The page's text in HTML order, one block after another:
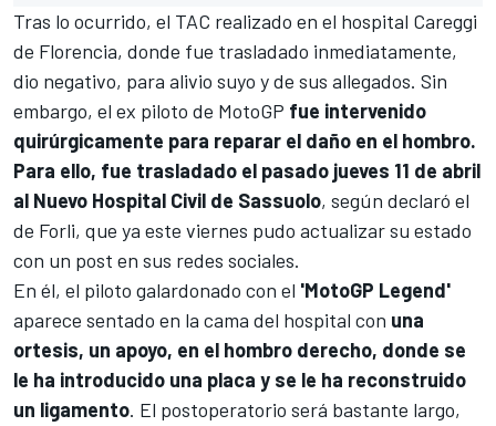
Tras lo ocurrido, el TAC realizado en el hospital Careggi
de Florencia, donde fue trasladado inmediatamente,
dio negativo, para alivio suyo y de sus allegados. Sin
embargo, el ex piloto de MotoGP fue intervenido
quirúrgicamente para reparar el daño en el hombro.
Para ello, fue trasladado el pasado jueves 11 de abril
al Nuevo Hospital Civil de Sassuolo, según declaró el
de Forli, que ya este viernes pudo actualizar su estado
con un post en sus redes sociales.
En él, el piloto galardonado con el 'MotoGP Legend'
aparece sentado en la cama del hospital con una
ortesis, un apoyo, en el hombro derecho, donde se
le ha introducido una placa y se le ha reconstruido
un ligamento. El postoperatorio será bastante largo,